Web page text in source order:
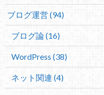
ブログ運営 (94)
ブログ論 (16)
WordPress (38)
ネット関連 (4)